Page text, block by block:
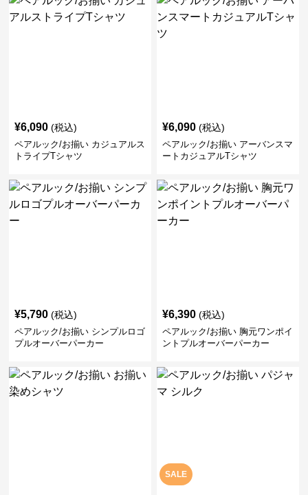
¥6,090 (税込)
ペアルック/お揃い カジュアルス
トライプTシャツ
¥6,090 (税込)
ペアルック/お揃い アーバンスマ
ートカジュアルTシャツ
¥5,790 (税込)
ペアルック/お揃い シンプルロゴ
プルオーバーパーカー
¥6,390 (税込)
ペアルック/お揃い 胸元ワンポイ
ントプルオーバーパーカー
SALE